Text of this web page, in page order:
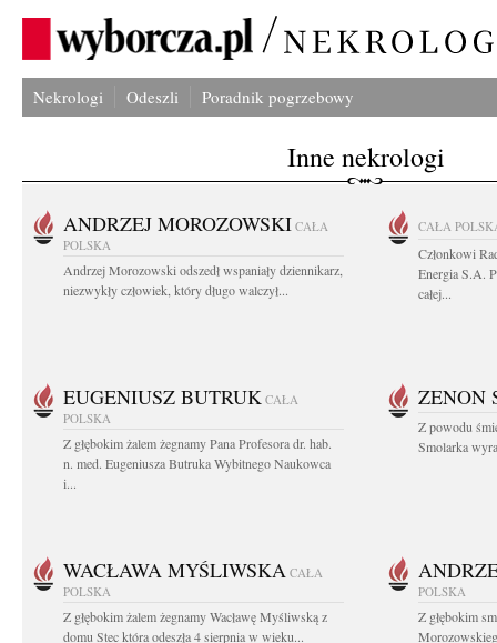
Nekrologi Odeszli Poradnik pogrzebowy
Inne nekrologi
ANDRZEJ MOROZOWSKI CAŁA
POLSKA
Andrzej Morozowski odszedł wspaniały dziennikarz,
niezwykły człowiek, który długo walczył...
CAŁA
Członkowi
Energia S.A.
całej...
EUGENIUSZ BUTRUK CAŁA
POLSKA
Z głębokim żalem żegnamy Pana Profesora dr. hab.
n. med. Eugeniusza Butruka Wybitnego Naukowca
i...
ZENON
Z powodu
Smolarka
WACŁAWA MYŚLIWSKA CAŁA
POLSKA
Z głębokim żalem żegnamy Wacławę Myśliwską z
domu Stec która odeszła 4 sierpnia w wieku...
POLSKA
Z głębokim